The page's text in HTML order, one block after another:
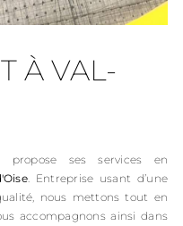
À VAL-
propose ses services en
. Entreprise usant d’une
nous mettons tout en
accompagnons ainsi dans